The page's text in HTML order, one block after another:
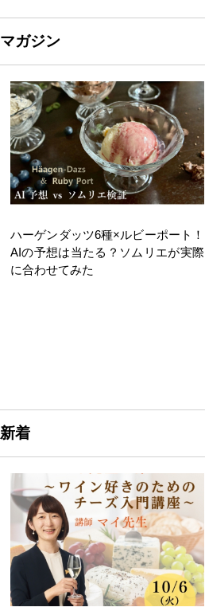
マガジン
ハーゲンダッツ6種×ルビーポート！
AIの予想は当たる？ソムリエが実際
に合わせてみた
新着